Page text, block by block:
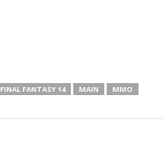
FINAL FANTASY 14 MAIN
MMO